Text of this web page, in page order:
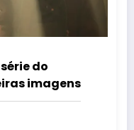
do
imagens